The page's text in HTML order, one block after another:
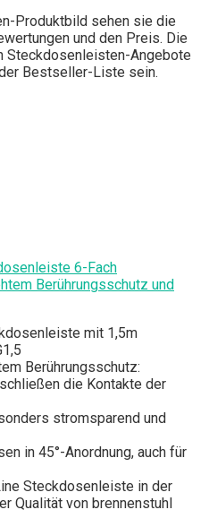
Produktbild sehen sie die
und den Preis. Die
Steckdosenleisten-Angebote
Bestseller-Liste sein.
6-Fach
Berührungsschutz und
mit 1,5m
Berührungsschutz:
die Kontakte der
stromsparend und
in 45°-Anordnung, auch für
Steckdosenleiste in der
Qualität von brennenstuhl